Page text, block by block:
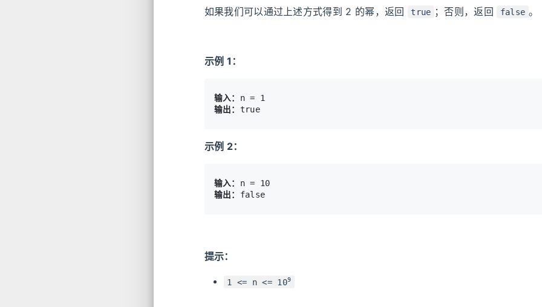
如果我们可以通过上述方式得到 2 的幂，返回 true ；否则，返回 false 。
示例 1：
输入：
输出：
true
示例 2：
输入：
输出：
提示：
1 <= n <= 109